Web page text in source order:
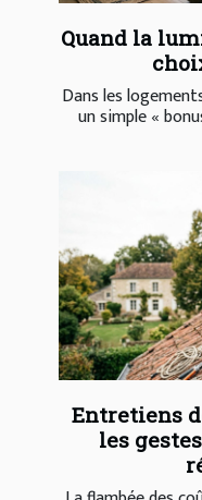
Quand la
Dans les
un simple «
Entretiens
les